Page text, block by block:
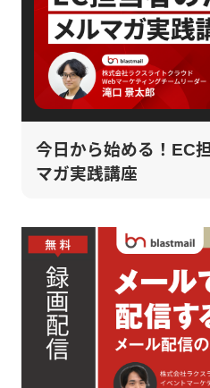
今日から始める！EC
マガ実践講座